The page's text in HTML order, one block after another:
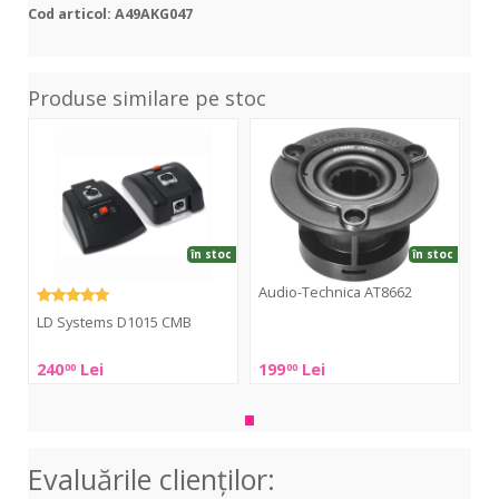
Cod articol: A49AKG047
Produse similare pe stoc
LD Systems D1015 CMB
24000 Lei
în stoc
LD
Audio-Technica AT8662
19900 Lei
în stoc
Technica
Evaluările clienţilor: